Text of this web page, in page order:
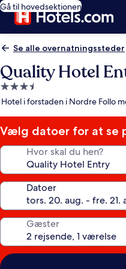
Gå til hovedsektionen
Se alle overnatningssteder
Quality Hotel
3.5-
stjernet
Hotel i forstaden i Nordre Follo
Vælg datoer for at se
Hvor skal du hen?
Datoer
Gæster